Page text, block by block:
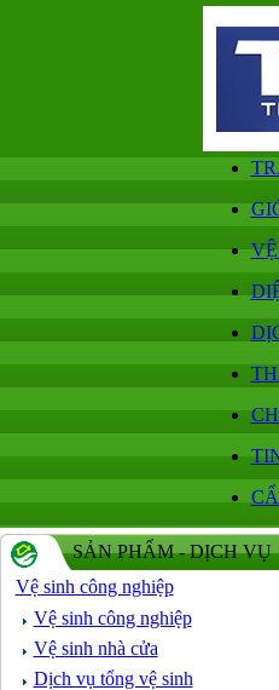
SẢN PHẨM - DỊCH VỤ
Vệ sinh công nghiệp
Vệ sinh công nghiệp
Vệ sinh nhà cửa
Dịch vụ tổng vệ sinh